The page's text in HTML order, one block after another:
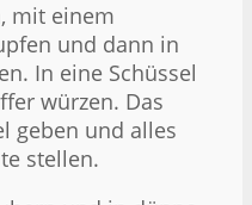
mit einem
und dann in
In eine Schüssel
würzen. Das
geben und alles
stellen.